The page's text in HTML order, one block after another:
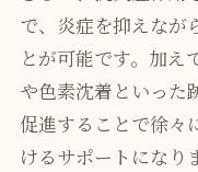
で、炎症を抑えなが
とが可能です。加え
や色素沈着といった
促進することで徐々
けるサポートになり